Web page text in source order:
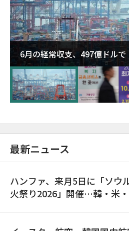
6月の経常収支、497億ドル
が初の1000億ドル突破
最新ニュース
ハンファ、来月5日に「ソウ
火祭り2026」開催…韓・米